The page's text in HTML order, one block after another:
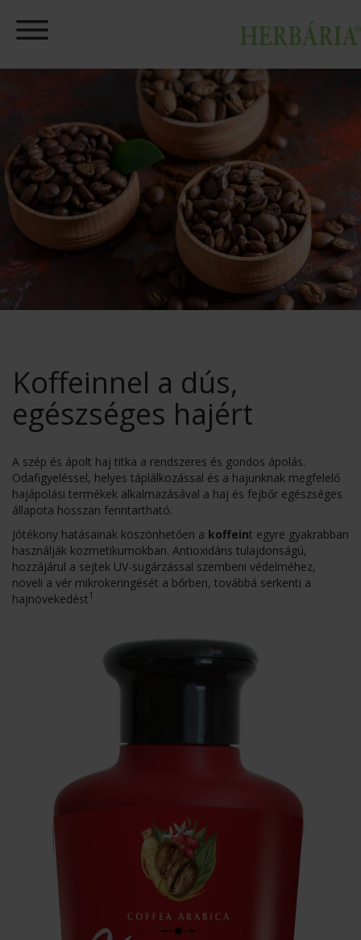
Koffeinnel a dús,
egészséges hajért
A szép és ápolt haj titka a rendszeres és gondos ápolás.
Odafigyeléssel, helyes táplálkozással és a hajunknak megfelelő
hajápolási termékek alkalmazásával a haj és fejbőr egészséges
állapota hosszan fenntartható.
Jótékony hatásainak köszönhetően a koffeint egyre gyakrabban
használják kozmetikumokban. Antioxidáns tulajdonságú,
hozzájárul a sejtek UV-sugárzással szembeni védelméhez,
növeli a vér mikrokeringését a bőrben, továbbá serkenti a
hajnövekedést1